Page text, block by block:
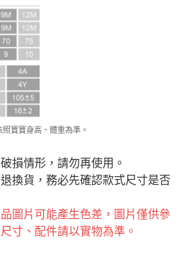
寶寶身高、體重為準。
損情形，請勿再使用。
換貨，務必先確認款式尺寸是否
圖片可能產生色差，圖片僅供參
寸、配件請以實物為準。